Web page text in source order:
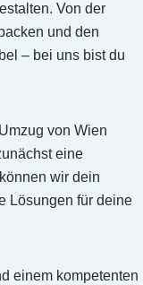
Von der
und den
– bei uns bist du
von Wien
eine
wir dein
Lösungen für deine
einem kompetenten